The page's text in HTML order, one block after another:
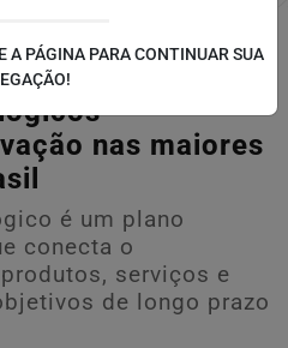
como
nas maiores
é um plano
conecta o
serviços e
de longo prazo
A PÁGINA PARA CONTINUAR SUA